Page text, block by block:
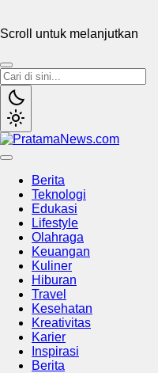
Scroll untuk melanjutkan
Berita
Teknologi
Edukasi
Lifestyle
Olahraga
Keuangan
Kuliner
Hiburan
Travel
Kesehatan
Kreativitas
Karier
Inspirasi
Berita